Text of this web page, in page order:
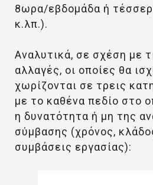
8ωρα/εβδομάδα ή
κ.λπ.).
Αναλυτικά, σε σχέση με
αλλαγές, οι οποίες θα
χωρίζονται σε τρεις
με το καθένα πεδίο στο
η δυνατότητα ή μη της
σύμβασης (χρόνος,
συμβάσεις εργασίας):